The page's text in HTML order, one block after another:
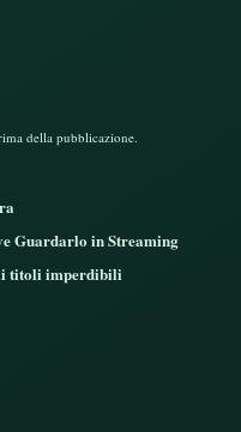
della pubblicazione.
Guardarlo in Streaming
titoli imperdibili